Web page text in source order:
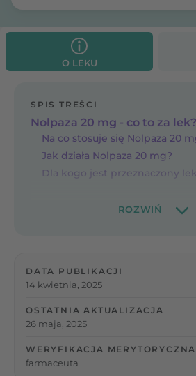
O LEKU
SPIS TREŚCI
Nolpaza 20 mg - co to za lek?
Na co stosuje się Nolpaza 20
Jak działa Nolpaza 20 mg?
Dla kogo jest przeznaczony
DATA PUBLIKACJI
14 kwietnia, 2025
OSTATNIA AKTUALIZACJA
26 maja, 2025
WERYFIKACJA MERYTORYCZNA
farmaceuta